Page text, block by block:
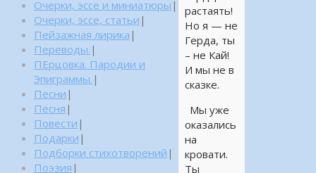
растаять!
Но я — не
Герда, ты
– не Кай!
И мы не в
сказке.
Мы уже
оказались
на
кровати.
Ты
Очерки, эссе и миниатюры |
Очерки, эссе, статьи |
Пейзажная лирика |
Переводы. |
ПЕрцовка. Пародии и
Эпиграммы. |
Песни |
Песня |
Повести |
Подарки |
Подборки стихотворений |
Поэзия |